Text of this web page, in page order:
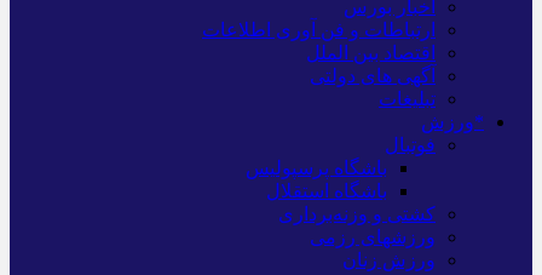
اخبار بورس
ارتباطات و فن آوری اطلاعات
اقتصاد بین الملل
آگهی های دولتی
تبلیغات
*ورزش
فوتبال
باشگاه پرسپولیس
باشگاه استقلال
کشتی و وزنه‌برداری
ورزشهای رزمی
ورزش زنان